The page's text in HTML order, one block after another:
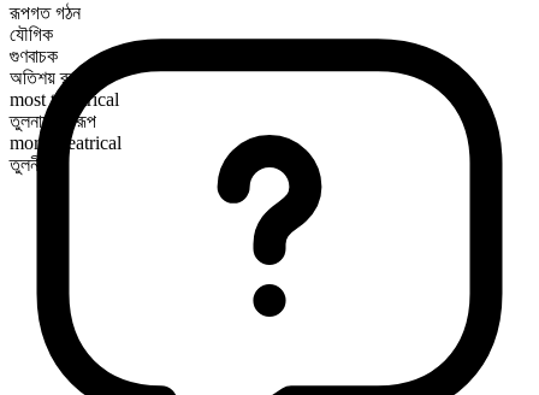
রূপগত গঠন
যৌগিক
গুণবাচক
অতিশয় রূপ
most theatrical
তুলনামূলক রূপ
more theatrical
তুলনীয়